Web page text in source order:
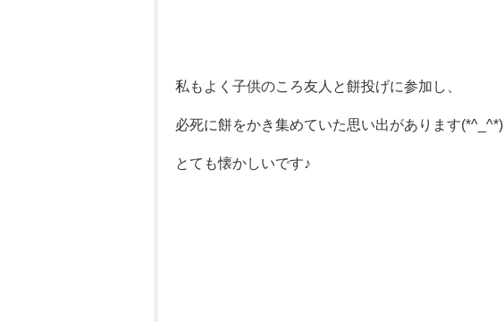
私もよく子供のころ友人と餅投げに参加し、
必死に餅をかき集めていた思い出があります(*^_^*)
とても懐かしいです♪